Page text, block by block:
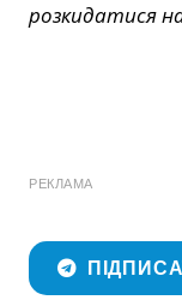
розкидатися
РЕКЛАМА